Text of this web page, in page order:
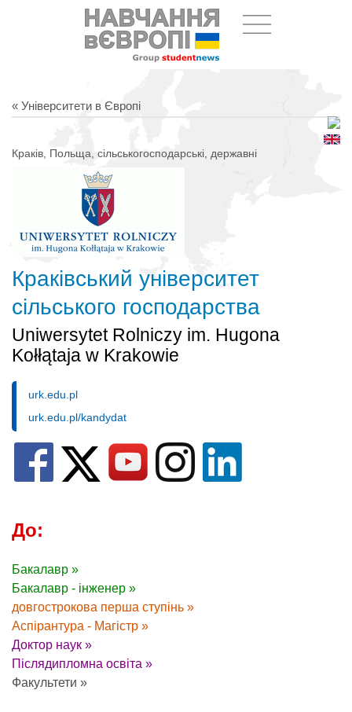
« Університети в Європі
Краків, Польща, сільськогосподарські, державні
Краківський університет
сільського господарства
Uniwersytet Rolniczy im. Hugona
Kołłątaja w Krakowie
urk.edu.pl
urk.edu.pl/kandydat
До:
Бакалавр »
Бакалавр - інженер »
довгострокова перша ступінь »
Аспірантура - Магістр »
Доктор наук »
Післядипломна освіта »
Факультети »